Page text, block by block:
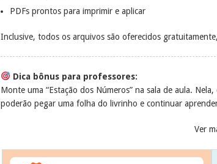
PDFs prontos para imprimir e aplicar
Inclusive, todos os arquivos são oferecidos
Dica bônus para professores:
Monte uma “Estação dos Números” na sala de aula.
poderão pegar uma folha do livrinho e continuar
Ver